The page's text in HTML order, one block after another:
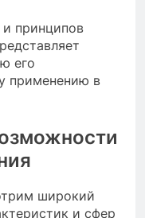
принципов
его
применению в
широкий
и сфер